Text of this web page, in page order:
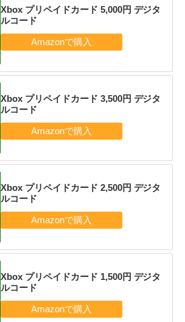
Xbox プリペイドカード 5,000円 デジタ
ルコード
Xbox プリペイドカード 3,500円 デジタ
ルコード
Xbox プリペイドカード 2,500円 デジタ
ルコード
Xbox プリペイドカード 1,500円 デジタ
ルコード